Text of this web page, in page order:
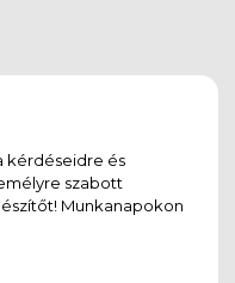
kérdéseidre és
szabott
Munkanapokon